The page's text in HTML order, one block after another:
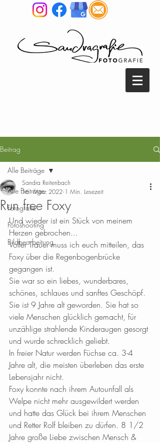
Beitrag
Alle Beiträge
Fotografie
Fotoshooting
Bildbearbeitung
Alle Beiträge
Run free Foxy
Sandra Reitenbach
16. März 2022 1 Min. Lesezeit
Und wieder ist ein Stück von meinem
Herzen gebrochen...
Voller Trauer muss ich euch mitteilen, das
Foxy über die Regenbogenbrücke
gegangen ist.
Sie war so ein liebes, wunderbares,
schönes, schlaues und sanftes Geschöpf.
Sie ist 9 Jahre alt geworden. Sie hat so
viele Menschen glücklich gemacht, für
unzählige strahlende Kinderaugen gesorgt
und wurde schrecklich geliebt.
In freier Natur werden Füchse ca. 3-4
Jahre alt, die meisten überleben das erste
Lebensjahr nicht.
Foxy konnte nach ihrem Autounfall als
Welpe nicht mehr ausgewildert werden
und hatte das Glück bei ihrem Menschen
und Retter Rolf bleiben zu dürfen. 8 1/2
Jahre große Liebe zwischen Mensch &